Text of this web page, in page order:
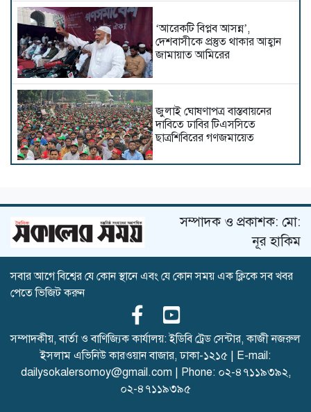
‘আরেকটি বিপ্লব আসন্ন’,
দেশবাসীকে প্রস্তুত থাকার আহ্বান
জামায়াত আমিরের
জুলাই ঘোষণাপত্র বাস্তবায়নের
দাবিতে ঢাবির টিএসসিতে
ছাত্রশিবিরের গণজমায়েত
করেছে জামায়াত: নুরুল হক নুর
দেশের কঠিন অতীত নতুন প্রজন্মের
দেশে ধর্মের নামে বিভাজনের
কোনো সুযোগ নেই : মির্জা ফখরুল
সম্পাদক ও প্রকাশক: মো:
নূর হাকিম
সবার আগে বিশ্বের যে কোন স্থানে এবং যে কোন সময় এক ক্লিকে সব খবর
পেতে ভিজিট করুন
সম্পাদকীয়, বার্তা ও বাণিজ্যিক কার্যালয়: ইডিবি ট্রেড সেন্টার, কাজী নজরুল
ইসলাম এভিনিউ কারওয়ান বাজার, ঢাকা-১২১৫ | E-mail:
dailysokalersomoy@gmail.com | Phone: ০২-৪৭১১৯৩৯২,
০২-৪৭১১৯৩৯৫